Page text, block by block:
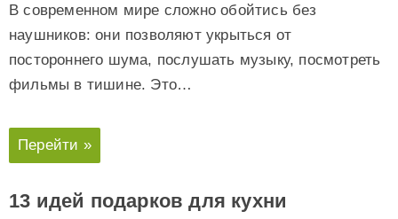
В современном мире сложно обойтись без
наушников: они позволяют укрыться от
постороннего шума, послушать музыку, посмотреть
фильмы в тишине. Это…
Перейти »
13 идей подарков для кухни